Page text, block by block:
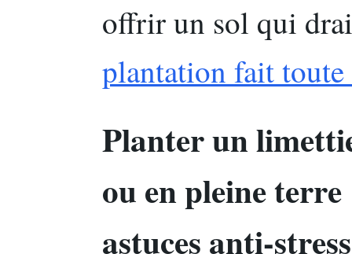
offrir un sol qui
plantation fait
Planter un
ou en pleine
astuces anti-